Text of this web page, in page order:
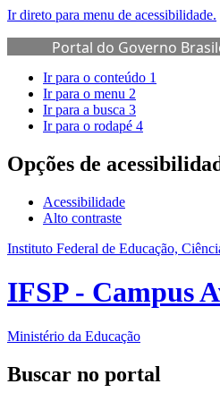
Ir direto para menu de acessibilidade.
Portal do Governo
Ir para o conteúdo 1
Ir para o menu 2
Ir para a busca 3
Ir para o rodapé 4
Opções de
Acessibilidade
Alto contraste
Instituto Federal de Educação,
IFSP - Campus
Ministério da Educação
Buscar no portal